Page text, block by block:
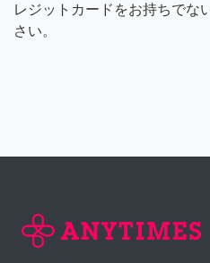
レジットカードをお持ちでな
さい。